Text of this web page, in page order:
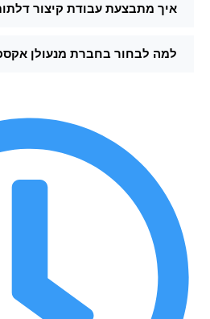
איך מתבצעת עבודת קיצור דלתות?
למה לבחור בחברת מנעולן אקספרס?